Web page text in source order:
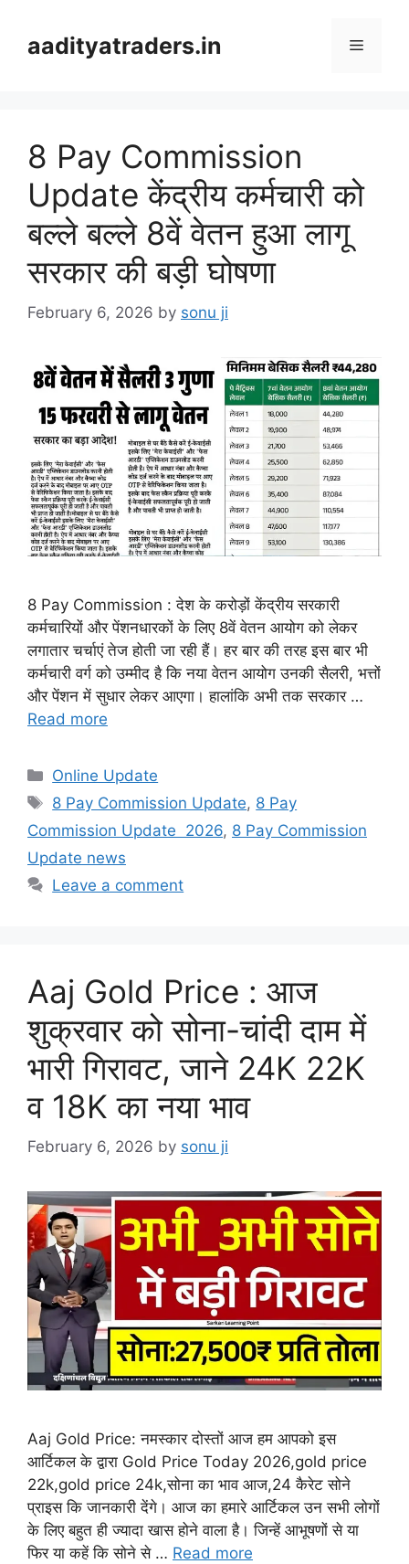
contentaadityatraders.in Menu
8 Pay Commission
Update केंद्रीय कर्मचारी को
बल्ले बल्ले 8वें वेतन हुआ लागू
सरकार की बड़ी घोषणा
February 6, 2026 by sonu ji
8 Pay Commission : देश के करोड़ों केंद्रीय सरकारी
कर्मचारियों और पेंशनधारकों के लिए 8वें वेतन आयोग को लेकर
लगातार चर्चाएं तेज होती जा रही हैं। हर बार की तरह इस बार भी
कर्मचारी वर्ग को उम्मीद है कि नया वेतन आयोग उनकी सैलरी, भत्तों
और पेंशन में सुधार लेकर आएगा। हालांकि अभी तक सरकार …
Read more
Categories
Online Update
Tags
8 Pay Commission Update, 8 Pay
Commission Update 2026, 8 Pay Commission
Update news
Leave a comment
Aaj Gold Price : आज
शुक्रवार को सोना-चांदी दाम में
भारी गिरावट, जाने 24K 22K
व 18K का नया भाव
February 6, 2026 by sonu ji
Aaj Gold Price: नमस्कार दोस्तों आज हम आपको इस
आर्टिकल के द्वारा Gold Price Today 2026,gold price
22k,gold price 24k,सोना का भाव आज,24 कैरेट सोने
प्राइस कि जानकारी देंगे। आज का हमारे आर्टिकल उन सभी लोगों
के लिए बहुत ही ज्यादा खास होने वाला है। जिन्हें आभूषणों से या
फिर या कहें कि सोने से … Read more